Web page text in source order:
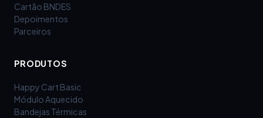
Cartão BNDES
Depoimentos
Parceiros
PRODUTOS
Happy Cart Basic
Módulo Aquecido
Bandejas Térmicas